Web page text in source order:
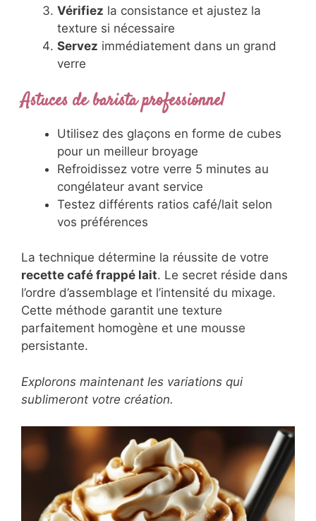
Méthode au blender (version moderne)
Rassembleztous les ingrédients dans
le bol du blender
Vérifiezla consistance et ajustez la
texture si nécessaire
Servezimmédiatement dans un grand
verre
Astuces de barista professionnel
Utilisez des glaçons en forme de cubes
Refroidissez votre verre 5 minutes au
congélateur avant service
Testez différents ratios café/lait selon
vos préférences
La technique détermine la réussite de votre
dans l’ordre d’assemblage et l’intensité du
mixage. Cette méthode garantit une texture
persistante.
Explorons maintenant les variations qui
sublimeront votre création.